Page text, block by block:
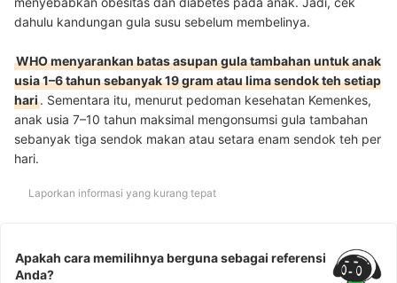
dahulu kandungan gula susu sebelum membelinya.
WHO menyarankan batas asupan gula tambahan untuk anak
usia 1–6 tahun sebanyak 19 gram atau lima sendok teh setiap
hari. Sementara itu, menurut pedoman kesehatan Kemenkes,
anak usia 7–10 tahun maksimal mengonsumsi gula tambahan
sebanyak tiga sendok makan atau setara enam sendok teh per
hari.
Laporkan informasi yang kurang tepat
Apakah cara memilihnya berguna sebagai referensi
Anda?